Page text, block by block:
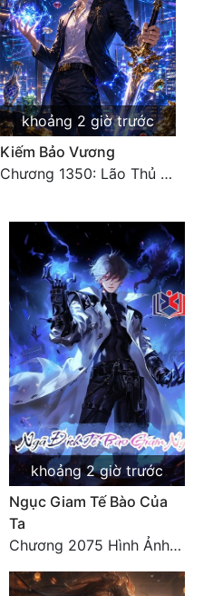
khoảng 2 giờ trước
Kiếm Bảo Vương
Chương 1350: Lão Thủ (4/5)
khoảng 2 giờ trước
Ngục Giam Tế Bào Của
Ta
Chương 2075 Hình Ảnh Màu Xám